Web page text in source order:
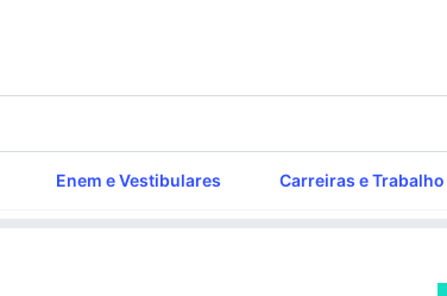
Enem e Vestibulares Carreiras e Trabalho